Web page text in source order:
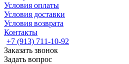
Условия оплаты
Условия доставки
Условия возврата
Контакты
+7 (913) 711-10-92
Заказать звонок
Задать вопрос